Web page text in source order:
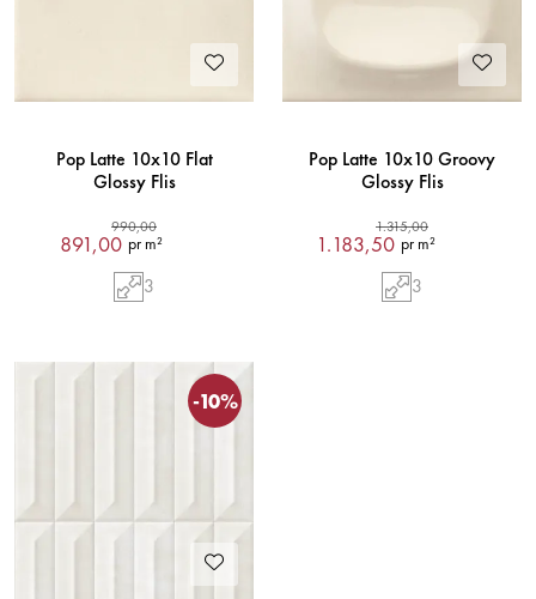
Pop Latte 10x10 Flat
Glossy Flis
990,00
891,00 pr m²
3
Pop Latte 10x10 Groovy
Glossy Flis
1.315,00
1.183,50 pr m²
3
-10%